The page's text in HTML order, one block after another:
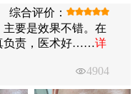
综合评价：
要是效果不错。在
负责，医术好……详
4904